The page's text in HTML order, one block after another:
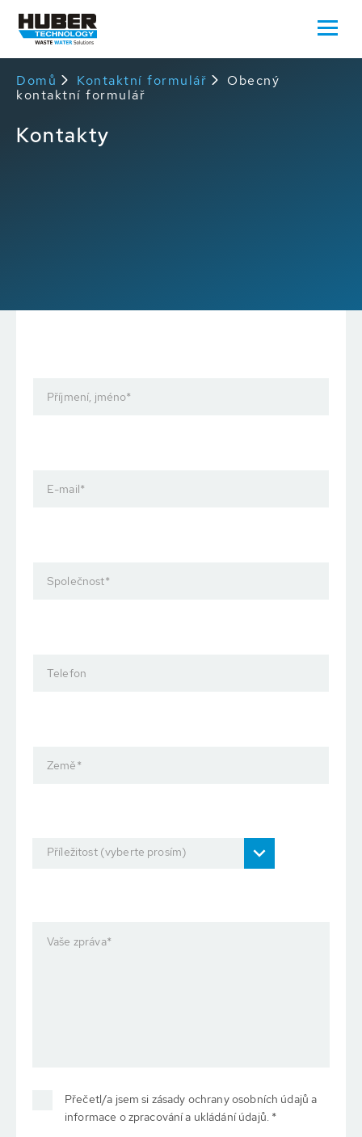
Domů Kontaktní formulář
Obecný
kontaktní formulář
Kontakty
Příjmení, jméno*
E-mail*
Společnost*
Telefon
Země*
Příležitost (vyberte prosím)
Vaše zpráva*
Přečetl/a jsem si zásady ochrany osobních údajů a
informace o zpracování a ukládání údajů. *